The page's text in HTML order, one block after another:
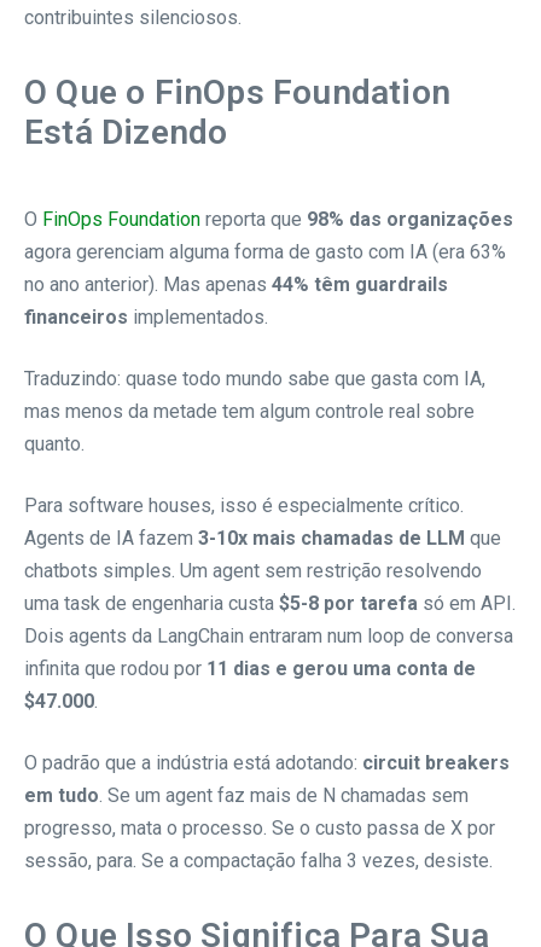
contribuintes silenciosos.
O Que o FinOps Foundation
Está Dizendo
O FinOps Foundation reporta que 98% das organizações
agora gerenciam alguma forma de gasto com IA (era 63%
no ano anterior). Mas apenas 44% têm guardrails
financeiros implementados.
Traduzindo: quase todo mundo sabe que gasta com IA,
mas menos da metade tem algum controle real sobre
quanto.
Para software houses, isso é especialmente crítico.
Agents de IA fazem 3-10x mais chamadas de LLM que
chatbots simples. Um agent sem restrição resolvendo
uma task de engenharia custa $5-8 por tarefa só em API.
Dois agents da LangChain entraram num loop de conversa
infinita que rodou por 11 dias e gerou uma conta de
$47.000.
O padrão que a indústria está adotando: circuit breakers
em tudo. Se um agent faz mais de N chamadas sem
progresso, mata o processo. Se o custo passa de X por
sessão, para. Se a compactação falha 3 vezes, desiste.
O Que Isso Significa Para Sua